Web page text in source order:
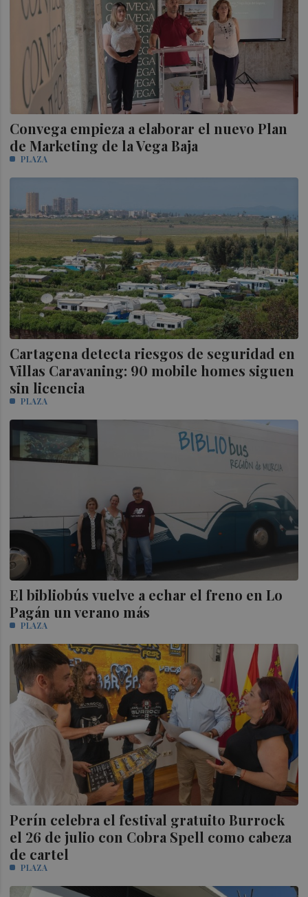
Convega empieza a elaborar el nuevo Plan
de Marketing de la Vega Baja
PLAZA
Cartagena detecta riesgos de seguridad en
Villas Caravaning: 90 mobile homes siguen
sin licencia
PLAZA
El bibliobús vuelve a echar el freno en Lo
Pagán un verano más
PLAZA
Perín celebra el festival gratuito Burrock
el 26 de julio con Cobra Spell como cabeza
de cartel
PLAZA